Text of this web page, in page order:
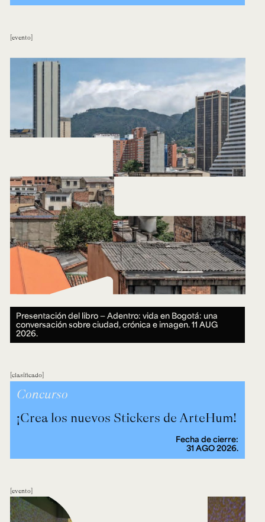
evento
Presentación del libro — Adentro: vida en Bogotá: una
conversación sobre ciudad, crónica e imagen.11 AUG
2026.
clasificado
Concurso
¡Crea los nuevos Stickers de ArteHum!
Fecha de cierre:
31 AGO 2026.
evento